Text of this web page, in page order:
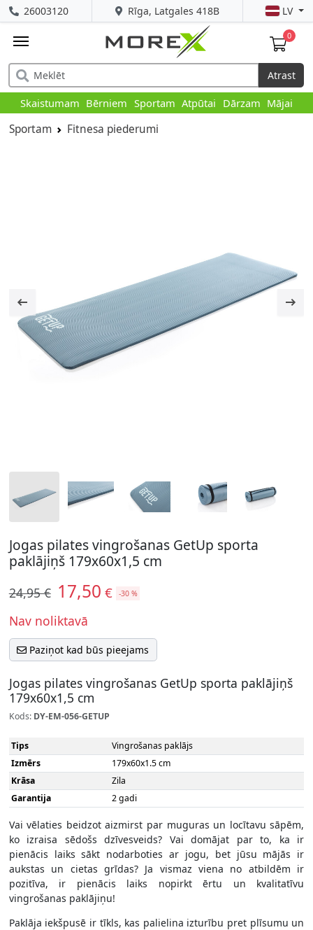
Rīga, Latgales 418B
26003120 LV
0
Atrast
Skaistumam Bērniem Sportam Atpūtai Dārzam Mājai
Sportam Fitnesa piederumi
Jogas pilates vingrošanas GetUp sporta
paklājiņš 179x60x1,5 cm
24,95 € 17,50 € -30 %
Nav noliktavā
Paziņot kad būs pieejams
Jogas pilates vingrošanas GetUp sporta paklājiņš
179x60x1,5 cm
Kods: DY-EM-056-GETUP
Tips
Vingrošanas paklājs
Izmērs
179х60x1.5 cm
Krāsa
Zila
Garantija
2 gadi
Vai vēlaties beidzot aizmirst par muguras un locītavu sāpēm,
ko izraisa sēdošs dzīvesveids? Vai domājat par to, ka ir
pienācis laiks sākt nodarboties ar jogu, bet jūsu mājās ir
aukstas un cietas grīdas? Ja vismaz viena no atbildēm ir
pozitīva, ir pienācis laiks nopirkt ērtu un kvalitatīvu
vingrošanas paklājiņu!
Paklāja iekšpusē ir tīkls, kas palielina izturību pret plīsumu un